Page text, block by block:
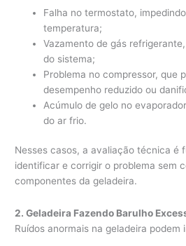
Falha no termostato,
temperatura;
Vazamento de gás
do sistema;
Problema no compressor, que
desempenho reduzido ou
Acúmulo de gelo no
do ar frio.
Nesses casos, a avaliação técnica é
identificar e corrigir o problema sem
componentes da geladeira.
2. Geladeira Fazendo Barulho
Ruídos anormais na geladeira podem